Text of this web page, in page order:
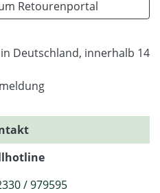
Retourenportal
Deutschland, innerhalb 14
/ 979595